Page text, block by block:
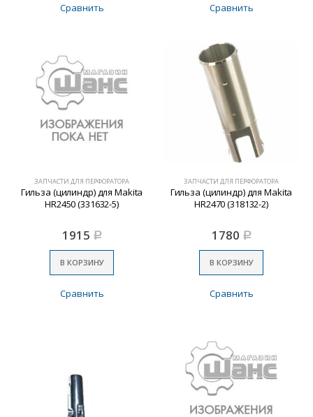
Сравнить Сравнить
ЗАПЧАСТИ ДЛЯ ПЕРФОРАТОРА
Гильза (цилиндр) для Makita
HR2450 (331632-5)
1915 Р
В КОРЗИНУ
Сравнить
ЗАПЧАСТИ ДЛЯ ПЕРФОРАТОРА
Гильза (цилиндр) для Makita
HR2470 (318132-2)
1780 Р
В КОРЗИНУ
Сравнить